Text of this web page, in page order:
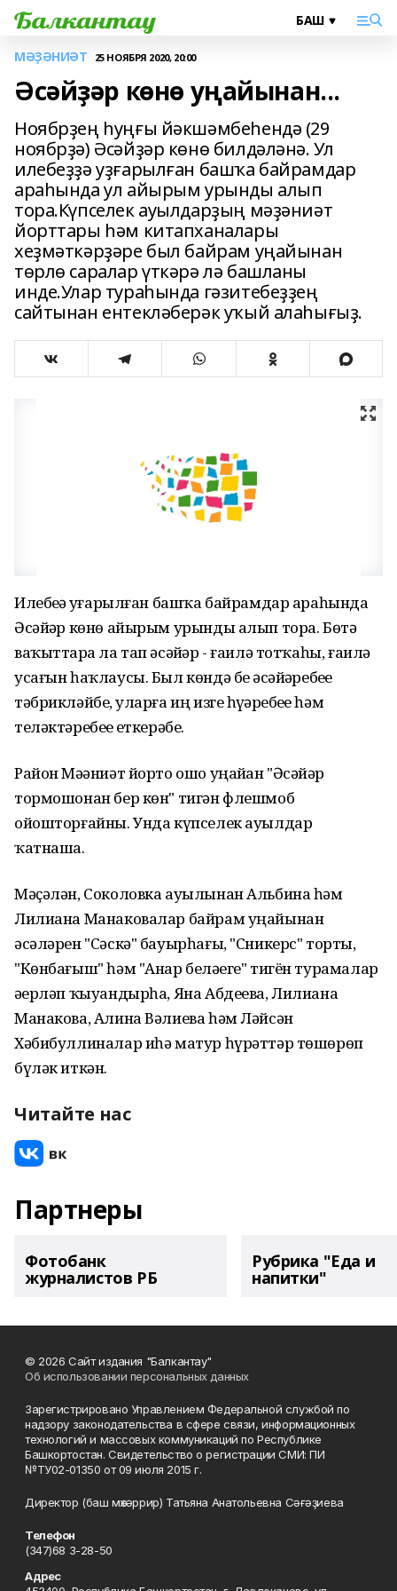
МӘҘӘНИӘТ 25 НОЯБРЯ 2020, 20:00
Әсәйҙәр көнө уңайынан...
Ноябрҙең һуңғы йәкшәмбеһендә (29
ноябрҙә) Әсәйҙәр көнө билдәләнә. Ул
илебеҙҙә уҙғарылған башҡа байрамдар
араһында ул айырым урынды алып
тора.Күпселек ауылдарҙың мәҙәниәт
йорттары һәм китапханалары
хеҙмәткәрҙәре был байрам уңайынан
төрлө саралар үткәрә лә башланы
инде.Улар тураһында гәзитебеҙҙең
сайтынан ентекләберәк уҡый алаһығыҙ.
Илебеҙҙә уҙғарылған башҡа байрамдар араһында
Әсәйҙәр көнө айырым урынды алып тора. Бөтә
ваҡыттарҙа ла тап әсәйҙәр - ғаилә тотҡаһы, ғаилә
усағын һаҡлаусы. Был көндә беҙ әсәйҙәребеҙҙе
тәбрикләйбеҙ, уларға иң изге һүҙҙәребеҙҙе һәм
теләктәребеҙҙе еткерәбеҙ.
Район Мәҙәниәт йорто ошо уңайҙан "Әсәйҙәр
тормошонан бер көн" тигән флешмоб
ойошторғайны. Унда күпселек ауылдар
ҡатнаша.
Мәҫәлән, Соколовка ауылынан Альбина һәм
Лилиана Манаковалар байрам уңайынан
әсәләрен "Сәскә" бауырһағы, "Сникерс" торты,
"Көнбағыш" һәм "Анар беләҙеге" тигён турамалар
әҙерләп ҡыуандырһа, Яна Абдеева, Лилиана
Манакова, Алина Вәлиева һәм Ләйсән
Хәбибуллиналар иһә матур һүрәттәр төшөрөп
бүләк иткән.
Читайте нас
Партнеры
Фотобанк
журналистов РБ
Рубрика "Еда и
напитки"
© 2026 Сайт издания "Балкантау"
Об использовании персональных данных
Зарегистрировано Управлением Федеральной службой по
надзору законодательства в сфере связи, информационных
технологий и массовых коммуникаций по Республике
Башкортостан. Свидетельство о регистрации СМИ: ПИ
№ТУ02-01350 от 09 июля 2015 г.
Директор (баш мөхәррир) Татьяна Анатольевна Сәғәҙиева
Телефон
(347)68 3-28-50
Адрес